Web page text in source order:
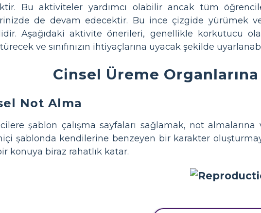
Bu aktiviteler yardımcı olabilir ancak tüm
de devam edecektir. Bu ince çizgide yürümek
Aşağıdaki aktivite önerileri, genellikle korkutucu
ve sınıfınızın ihtiyaçlarına uyacak şekilde
Cinsel Üreme
Not Alma
şablon çalışma sayfaları sağlamak, not
şablonda kendilerine benzeyen bir karakter
konuya biraz rahatlık katar.